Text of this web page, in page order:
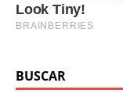
BUSCAR